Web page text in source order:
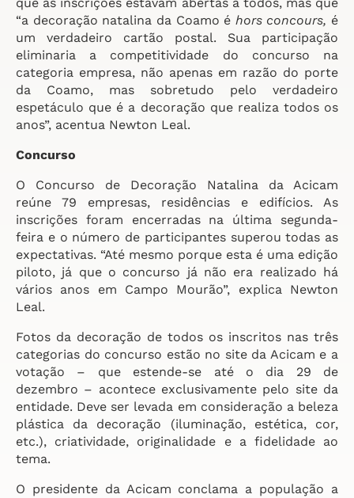
“a decoração natalina da Coamo é hors concours, é
um verdadeiro cartão postal. Sua participação
eliminaria a competitividade do concurso na
categoria empresa, não apenas em razão do porte
da Coamo, mas sobretudo pelo verdadeiro
espetáculo que é a decoração que realiza todos os
anos”, acentua Newton Leal.
Concurso
O Concurso de Decoração Natalina da Acicam
reúne 79 empresas, residências e edifícios. As
inscrições foram encerradas na última segunda-
feira e o número de participantes superou todas as
expectativas. “Até mesmo porque esta é uma edição
piloto, já que o concurso já não era realizado há
vários anos em Campo Mourão”, explica Newton
Leal.
Fotos da decoração de todos os inscritos nas três
categorias do concurso estão no site da Acicam e a
votação – que estende-se até o dia 29 de
dezembro – acontece exclusivamente pelo site da
entidade. Deve ser levada em consideração a beleza
plástica da decoração (iluminação, estética, cor,
etc.), criatividade, originalidade e a fidelidade ao
tema.
O presidente da Acicam conclama a população a